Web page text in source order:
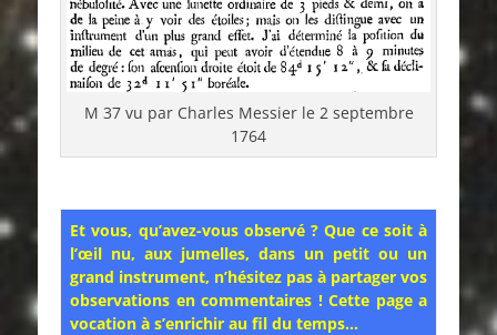
M 37 vu par Charles Messier le 2 septembre
1764
Et vous, qu’avez-vous observé ? Que ce soit à
l’œil nu, aux jumelles, dans un petit ou un
grand instrument, n’hésitez pas à partager vos
observations en commentaires ! Cette page a
vocation à s’enrichir au fil du temps…